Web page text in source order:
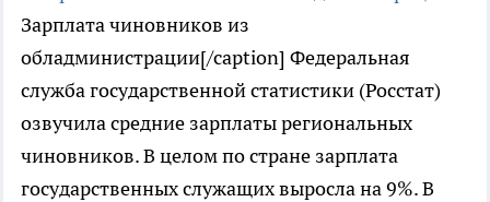
Зарплата чиновников из
обладминистрации[/caption] Федеральная
служба государственной статистики (Росстат)
озвучила средние зарплаты региональных
чиновников. В целом по стране зарплата
государственных служащих выросла на 9%. В